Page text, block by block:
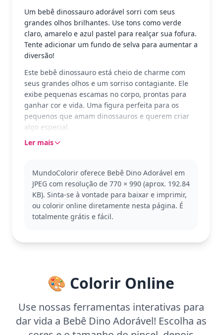
Um bebê dinossauro adorável sorri com seus
grandes olhos brilhantes. Use tons como verde
claro, amarelo e azul pastel para realçar sua fofura.
Tente adicionar um fundo de selva para aumentar a
diversão!
Este bebê dinossauro está cheio de charme com
seus grandes olhos e um sorriso contagiante. Ele
exibe pequenas escamas no corpo, prontas para
ganhar cor e vida. Uma figura perfeita para os
pequenos que amam dinossauros e querem criar
algo especial.
O Bebê Dino Adorável pertence à categoria
interessar também por outras páginas de
dinossauros, como o T-Rex e o Triceratops.
Esta página é fácil e indicada para crianças a partir
de 3 anos. Planeje cerca de 15 a 30 minutos para
Ler mais
MundoColorir oferece Bebê Dino Adorável em
JPEG com resolução de 770 × 990 (aprox. 192.84
KB). Sinta-se à vontade para baixar e imprimir,
ou colorir online diretamente nesta página. É
totalmente grátis e fácil.
🎨 Colorir Online
Use nossas ferramentas interativas para
dar vida a Bebê Dino Adorável! Escolha as